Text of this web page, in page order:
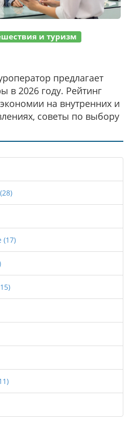
и туризм
предлагает
в 2026 году. Рейтинг
на внутренних и
советы по выбору
(28)
(17)